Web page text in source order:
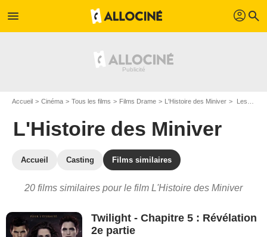
menu profil search
Accueil Cinéma Tous les films Films Drame L'Histoire des Miniver Les films similaires à "L'Histoire des Miniver"
L'Histoire des Miniver
Accueil Casting Films similaires
20 films similaires pour le film L'Histoire des Miniver
Twilight - Chapitre 5 : Révélation
2e partie